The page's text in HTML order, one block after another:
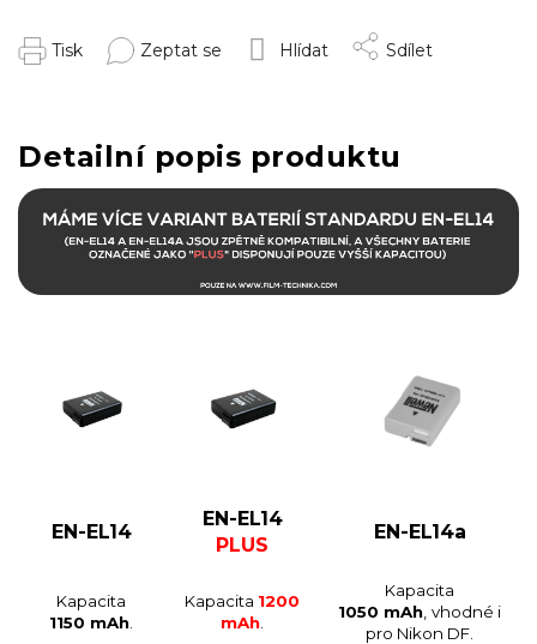
Tisk Zeptat se Hlídat Sdílet
Detailní popis produktu
EN-EL14
EN-EL14
PLUS
EN-EL14a
Kapacita
1150 mAh
Kapacita 1200
mAh
Kapacita
1050 mAh vhodné i
pro Nikon DF.